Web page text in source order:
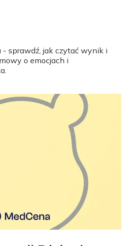
- sprawdź, jak czytać wynik i
o emocjach i